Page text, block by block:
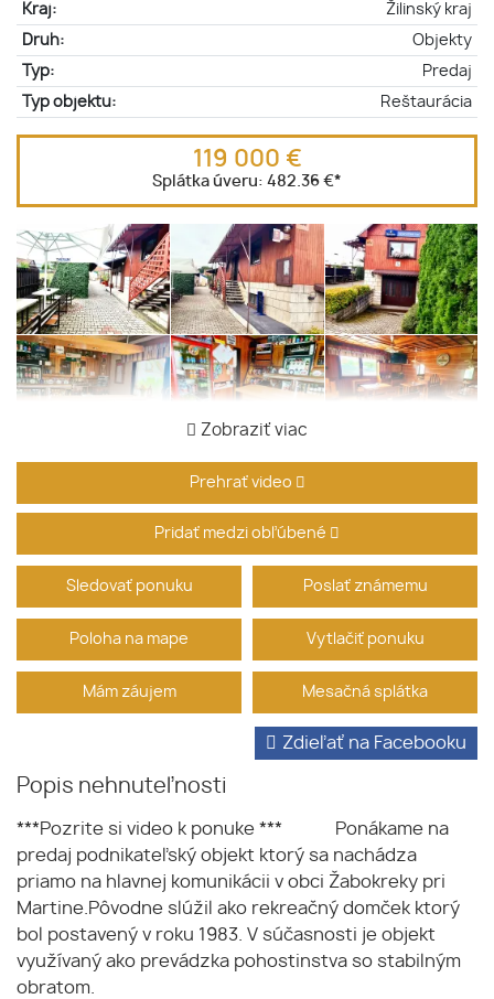
Kraj:
Žilinský kraj
Druh:
Objekty
Typ:
Predaj
Typ objektu:
Reštaurácia
119 000 €
Splátka úveru: 482.36 €*
Zobraziť viac
Prehrať video
Pridať medzi obľúbené
Sledovať ponuku Poslať známemu
Poloha na mape Vytlačiť ponuku
Mám záujem Mesačná splátka
Popis nehnuteľnosti
Zdieľať na Facebooku
***Pozrite si video k ponuke *** Ponákame na
predaj podnikateľský objekt ktorý sa nachádza
priamo na hlavnej komunikácii v obci Žabokreky pri
Martine.Pôvodne slúžil ako rekreačný domček ktorý
bol postavený v roku 1983. V súčasnosti je objekt
využívaný ako prevádzka pohostinstva so stabilným
obratom.